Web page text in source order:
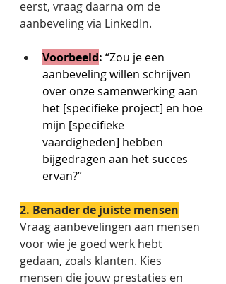
eerst, vraag daarna om de
aanbeveling via LinkedIn.
Voorbeeld: “Zou je een
aanbeveling willen schrijven
over onze samenwerking aan
het [specifieke project] en hoe
mijn [specifieke
vaardigheden] hebben
bijgedragen aan het succes
ervan?”
2. Benader de juiste mensen
Vraag aanbevelingen aan mensen
voor wie je goed werk hebt
gedaan, zoals klanten. Kies
mensen die jouw prestaties en